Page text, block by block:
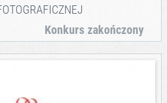
Konkurs zakończony